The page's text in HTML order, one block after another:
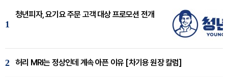
1
청년피자, 요기요 주문 고객 대상 프로모션 전개
2 허리 MRI는 정상인데 계속 아픈 이유 [차기용 원장 칼럼]